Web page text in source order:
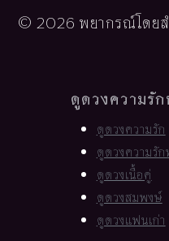
© 2026 พยากรณ์โดยส
ดูดวงความรัก
ดูดวงความรัก
ดูดวงความรัก
ดูดวงเนื้อคู่
ดูดวงสมพงษ์
ดูดวงแฟนเก่า